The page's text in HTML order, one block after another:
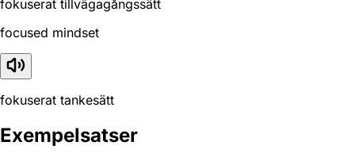
fokuserat tillvägagångssätt
focused mindset
fokuserat tankesätt
Exempelsatser